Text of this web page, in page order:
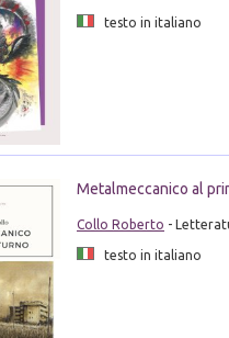
testo in italiano
Metalmeccanico al
Collo Roberto -
testo in italiano